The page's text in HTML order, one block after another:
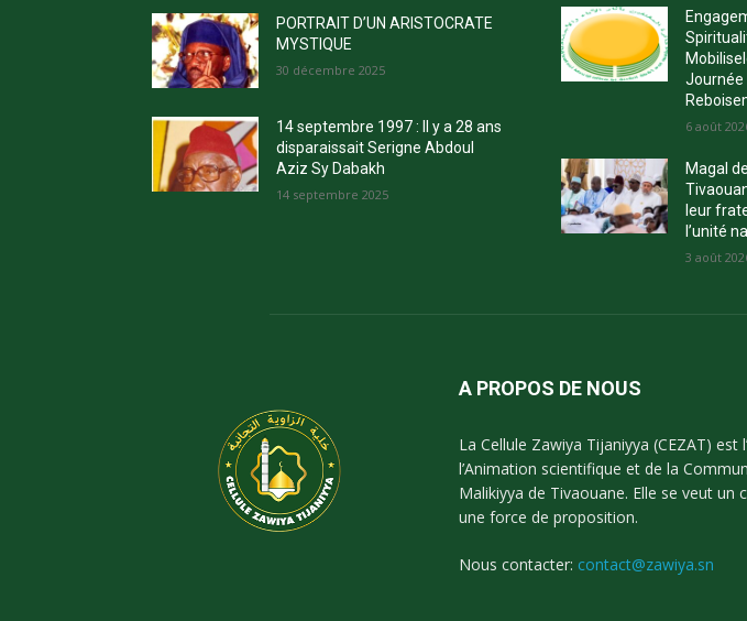
PORTRAIT D’UN ARISTOCRATE
MYSTIQUE
30 décembre 2025
14 septembre 1997 : Il y a 28 ans
disparaissait Serigne Abdoul
Aziz Sy Dabakh
14 septembre 2025
Journée
6 août
Magal
leur
l’unité
3 août
A PROPOS DE NOUS
La Cellule Zawiya Tijaniyya (CEZAT) est
l’Animation scientifique et de la
Malikiyya de Tivaouane. Elle se veut un
une force de proposition.
Nous contacter: contact@zawiya.sn